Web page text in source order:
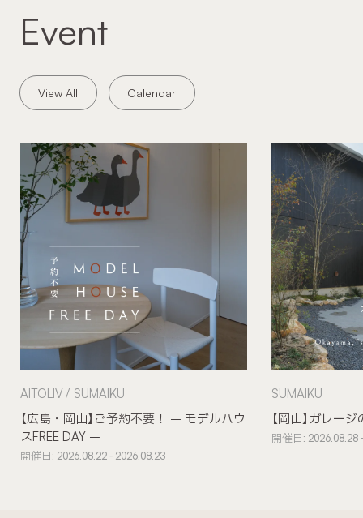
Event
View All Calendar
【広島・岡山】ご予約不要！ – モデルハウ
スFREE DAY –
AITOLIV SUMAIKU
開催日: 2026.08.22 - 2026.08.23
【岡山】ガレー
SUMAIKU
開催日: 2026.08.28